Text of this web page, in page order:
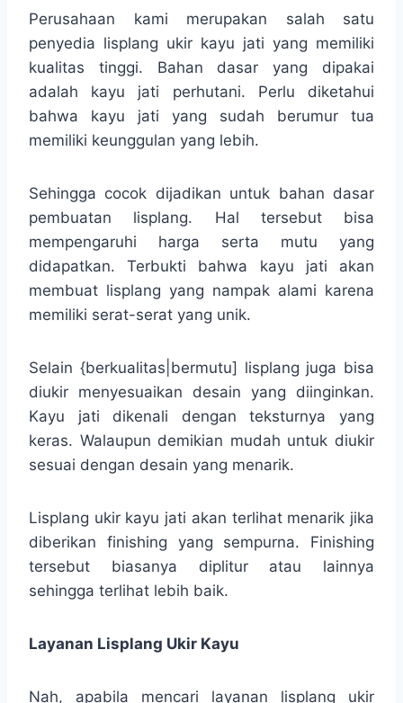
Perusahaan kami merupakan salah satu
penyedia lisplang ukir kayu jati yang memiliki
kualitas tinggi. Bahan dasar yang dipakai
adalah kayu jati perhutani. Perlu diketahui
bahwa kayu jati yang sudah berumur tua
memiliki keunggulan yang lebih.
Sehingga cocok dijadikan untuk bahan dasar
pembuatan lisplang. Hal tersebut bisa
mempengaruhi harga serta mutu yang
didapatkan. Terbukti bahwa kayu jati akan
membuat lisplang yang nampak alami karena
memiliki serat-serat yang unik.
Selain {berkualitas|bermutu] lisplang juga bisa
diukir menyesuaikan desain yang diinginkan.
Kayu jati dikenali dengan teksturnya yang
keras. Walaupun demikian mudah untuk diukir
sesuai dengan desain yang menarik.
Lisplang ukir kayu jati akan terlihat menarik jika
diberikan finishing yang sempurna. Finishing
tersebut biasanya diplitur atau lainnya
sehingga terlihat lebih baik.
Layanan Lisplang Ukir Kayu
Nah, apabila mencari layanan lisplang ukir